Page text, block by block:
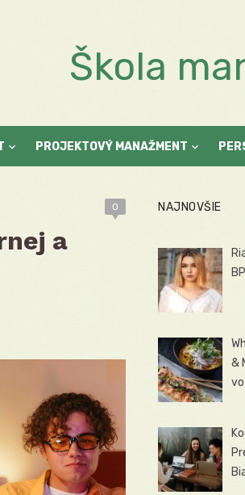
Škola
PROJEKTOVÝ MANAŽMENT
0
a
NAJNOVŠIE
&